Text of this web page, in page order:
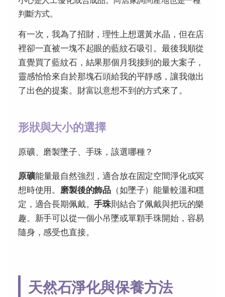
判斷方式。
有一次，我為了招財，理性上想選黃水晶，但在店
裡卻一直被一塊不起眼的藍紋石吸引。最後我順從
直覺買了藍紋石，結果那個月我接到的最大案子，
靈感恰恰來自於那塊石頭給我的平靜感，讓我做出
了出色的提案。財富以意想不到的方式來了。
形狀與大小的選擇
原礦、磨製墜子、手珠，該選哪種？
原礦能量最自然強烈，適合放在固定空間淨化或冥
想時使用。 磨製後的飾品 （如墜子）能量較溫和穩
定，適合長期佩戴。手珠則結合了佩戴與把玩的樂
趣。新手可以從一個小吊墜或單顆手珠開始，容易
隨身，感受也直接。
天然石淨化與保養方法